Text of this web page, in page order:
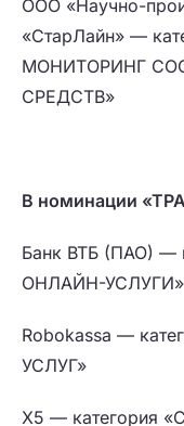
ООО «Научно-
«СтарЛайн» —
МОНИТОРИНГ
СРЕДСТВ»
В номинации
Банк ВТБ (ПАО) —
ОНЛАЙН-УСЛУГИ»
Robokassa —
УСЛУГ»
X5 — категория